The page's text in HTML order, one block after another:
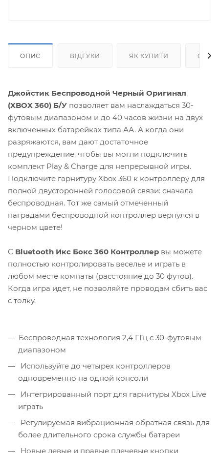
ОПИС ВІДГУКИ ЯК КУПИТИ
Джойстик Беспроводной Черный Оригинал
(XBOX 360) Б/У позволяет вам наслаждаться 30-
футовым диапазоном и до 40 часов жизни на двух
включенных батарейках типа АА. А когда они
разряжаются, вам дают достаточное
предупреждение, чтобы вы могли подключить
комплект Play & Charge для непрерывной игры.
Подключите гарнитуру Xbox 360 к контроллеру для
полной двусторонней голосовой связи: сначала
беспроводная. Тот же самый отмеченный
наградами беспроводной контроллер вернулся в
черном цвете!
С Bluetooth Икс Бокс 360 Контроллер вы можете
полностью контролировать веселье и играть в
любом месте комнаты (расстояние до 30 футов).
Когда игра идет, не позволяйте проводам сбить вас
с толку.
Беспроводная технология 2,4 ГГц с 30-футовым
диапазоном
Используйте до четырех контроллеров
одновременно на одной консоли
Интегрированный порт для гарнитуры Xbox Live
играть
Регулируемая вибрационная обратная связь для
более длительного срока службы батареи
Новые левые и правые плечевые кнопки